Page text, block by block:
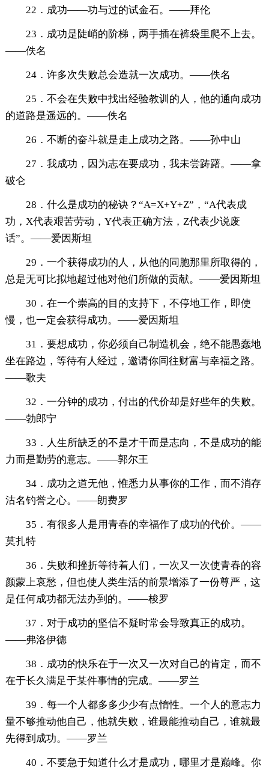
22．成功——功与过的试金石。——拜伦
23．成功是陡峭的阶梯，两手插在裤袋里爬不上去。
——佚名
24．许多次失败总会造就一次成功。——佚名
25．不会在失败中找出经验教训的人，他的通向成功
的道路是遥远的。——佚名
26．不断的奋斗就是走上成功之路。——孙中山
27．我成功，因为志在要成功，我未尝踌躇。——拿
破仑
28．什么是成功的秘诀？“A=X+Y+Z”，“A代表成
功，X代表艰苦劳动，Y代表正确方法，Z代表少说废
话”。——爱因斯坦
29．一个获得成功的人，从他的同胞那里所取得的，
总是无可比拟地超过他对他们所做的贡献。——爱因斯坦
30．在一个崇高的目的支持下，不停地工作，即使
慢，也一定会获得成功。——爱因斯坦
31．要想成功，你必须自己制造机会，绝不能愚蠢地
坐在路边，等待有人经过，邀请你同往财富与幸福之路。
——歌夫
32．一分钟的成功，付出的代价却是好些年的失败。
——勃郎宁
33．人生所缺乏的不是才干而是志向，不是成功的能
力而是勤劳的意志。——郭尔王
34．成功之道无他，惟悉力从事你的工作，而不消存
沽名钓誉之心。——朗费罗
35．有很多人是用青春的幸福作了成功的代价。——
莫扎特
36．失败和挫折等待着人们，一次又一次使青春的容
颜蒙上哀愁，但也使人类生活的前景增添了一份尊严，这
是任何成功都无法办到的。——梭罗
37．对于成功的坚信不疑时常会导致真正的成功。
——弗洛伊德
38．成功的快乐在于一次又一次对自己的肯定，而不
在于长久满足于某件事情的完成。——罗兰
39．每一个人都多多少少有点惰性。一个人的意志力
量不够推动他自己，他就失败，谁最能推动自己，谁就最
先得到成功。——罗兰
40．不要急于知道什么才是成功，哪里才是巅峰。你